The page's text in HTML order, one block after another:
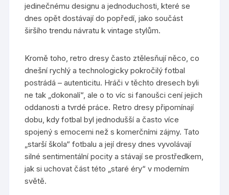
jedinečnému designu a jednoduchosti, které se
dnes opět dostávají do popředí, jako součást
širšího trendu návratu k vintage stylům.
Kromě toho, retro dresy často ztělesňují něco, co
dnešní rychlý a technologicky pokročilý fotbal
postrádá – autenticitu. Hráči v těchto dresech byli
ne tak „dokonalí“, ale o to víc si fanoušci cení jejich
oddanosti a tvrdé práce. Retro dresy připomínají
dobu, kdy fotbal byl jednodušší a často více
spojený s emocemi než s komerčními zájmy. Tato
„starší škola“ fotbalu a její dresy dnes vyvolávají
silné sentimentální pocity a stávají se prostředkem,
jak si uchovat část této „staré éry“ v moderním
světě.